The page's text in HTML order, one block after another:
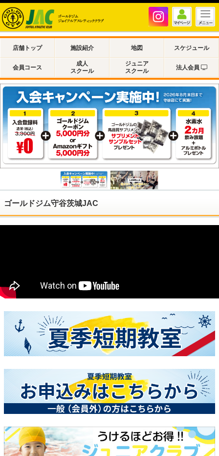
店舗トップ 施設紹介 地図 スケジュール
会員コース
成人
スクール
ジュニア
スクール
法人会員
ゴールドジム守谷茨城JAC